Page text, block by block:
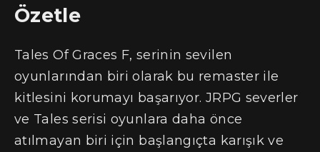
Özetle
Tales Of Graces F, serinin sevilen
oyunlarından biri olarak bu remaster ile
kitlesini korumayı başarıyor. JRPG severler
ve Tales serisi oyunlara daha önce
atılmayan biri için başlangıçta karışık ve